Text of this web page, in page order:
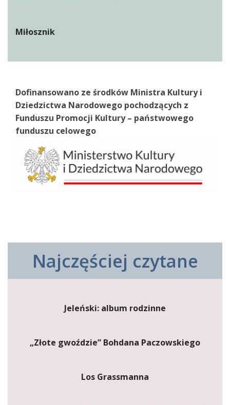
Miłosznik
Dofinansowano ze środków Ministra Kultury i
Dziedzictwa Narodowego pochodzących z
Funduszu Promocji Kultury – państwowego
funduszu celowego
Najczęściej czytane
Jeleński: album rodzinne
„Złote gwoździe” Bohdana Paczowskiego
Los Grassmanna